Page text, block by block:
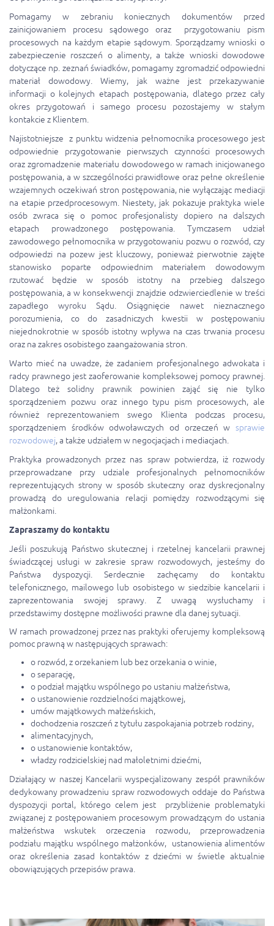
Pomagamy w zebraniu koniecznych dokumentów przed
zainicjowaniem procesu sądowego oraz przygotowaniu pism
procesowych na każdym etapie sądowym. Sporządzamy wnioski o
zabezpieczenie roszczeń o alimenty, a także wnioski dowodowe
dotyczące np. zeznań świadków, pomagamy zgromadzić odpowiedni
materiał dowodowy. Wiemy, jak ważne jest przekazywanie
informacji o kolejnych etapach postępowania, dlatego przez cały
okres przygotowań i samego procesu pozostajemy w stałym
kontakcie z Klientem.
Najistotniejsze z punktu widzenia pełnomocnika procesowego jest
odpowiednie przygotowanie pierwszych czynności procesowych
oraz zgromadzenie materiału dowodowego w ramach inicjowanego
postępowania, a w szczególności prawidłowe oraz pełne określenie
wzajemnych oczekiwań stron postępowania, nie wyłączając mediacji
na etapie przedprocesowym. Niestety, jak pokazuje praktyka wiele
osób zwraca się o pomoc profesjonalisty dopiero na dalszych
etapach prowadzonego postępowania. Tymczasem udział
zawodowego pełnomocnika w przygotowaniu pozwu o rozwód, czy
odpowiedzi na pozew jest kluczowy, ponieważ pierwotnie zajęte
stanowisko poparte odpowiednim materiałem dowodowym
rzutować będzie w sposób istotny na przebieg dalszego
postępowania, a w konsekwencji znajdzie odzwierciedlenie w treści
zapadłego wyroku Sądu. Osiągnięcie nawet nieznacznego
porozumienia, co do zasadniczych kwestii w postępowaniu
niejednokrotnie w sposób istotny wpływa na czas trwania procesu
oraz na zakres osobistego zaangażowania stron.
Warto mieć na uwadze, że zadaniem profesjonalnego adwokata i
radcy prawnego jest zaoferowanie kompleksowej pomocy prawnej.
Dlatego też solidny prawnik powinien zająć się nie tylko
sporządzeniem pozwu oraz innego typu pism procesowych, ale
również reprezentowaniem swego Klienta podczas procesu,
sporządzeniem środków odwoławczych od orzeczeń w sprawie
rozwodowej, a także udziałem w negocjacjach i mediacjach.
Praktyka prowadzonych przez nas spraw potwierdza, iż rozwody
przeprowadzane przy udziale profesjonalnych pełnomocników
reprezentujących strony w sposób skuteczny oraz dyskrecjonalny
prowadzą do uregulowania relacji pomiędzy rozwodzącymi się
małżonkami.
Zapraszamy do kontaktu
Jeśli poszukują Państwo skutecznej i rzetelnej kancelarii prawnej
świadczącej usługi w zakresie spraw rozwodowych, jesteśmy do
Państwa dyspozycji. Serdecznie zachęcamy do kontaktu
telefonicznego, mailowego lub osobistego w siedzibie kancelarii i
zaprezentowania swojej sprawy. Z uwagą wysłuchamy i
przedstawimy dostępne możliwości prawne dla danej sytuacji.
W ramach prowadzonej przez nas praktyki oferujemy kompleksową
pomoc prawną w następujących sprawach:
o rozwód, z orzekaniem lub bez orzekania o winie,
o separację,
o podział majątku wspólnego po ustaniu małżeństwa,
o ustanowienie rozdzielności majątkowej,
umów majątkowych małżeńskich,
dochodzenia roszczeń z tytułu zaspokajania potrzeb rodziny,
alimentacyjnych,
o ustanowienie kontaktów,
władzy rodzicielskiej nad małoletnimi dziećmi,
Działający w naszej Kancelarii wyspecjalizowany zespół prawników
dedykowany prowadzeniu spraw rozwodowych oddaje do Państwa
dyspozycji portal, którego celem jest przybliżenie problematyki
związanej z postępowaniem procesowym prowadzącym do ustania
małżeństwa wskutek orzeczenia rozwodu, przeprowadzenia
podziału majątku wspólnego małżonków, ustanowienia alimentów
oraz określenia zasad kontaktów z dziećmi w świetle aktualnie
obowiązujących przepisów prawa.